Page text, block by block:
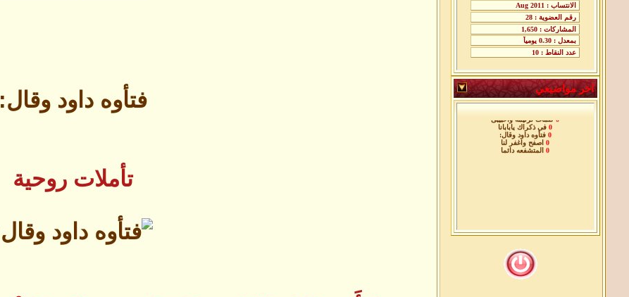
اخر مواضيعي
0 معجزه بايطاليا
0 بركة الرب تحفظك
0 فتأوه داود وقال:
0 اصفح واغفر لنا
0 المتشفعه دائما
فتأوه داود وقال:
تأملات روحية